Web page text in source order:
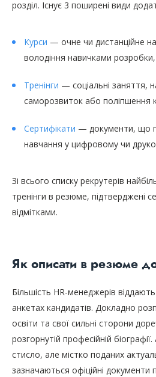
розділ. Існує 3 поширені види
Курси — очне чи дистанційне
володіння навичками розробки,
Тренінги — соціальні заняття,
саморозвиток або поліпшення
Сертифікати — документи, що
навчання у цифровому чи
Зі всього списку рекрутерів
тренінги в резюме, підтверджені
відмітками.
Як описати в резюме
Більшість HR-менеджерів
анкетах кандидатів. Докладно
освіти та свої сильні сторони
розгорнутій професійній
стисло, але містко поданих
зазначаються офіційні документи